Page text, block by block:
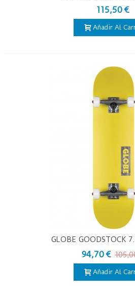
115,50 €
Añadir Al
GLOBE GOODSTOCK
94,70 €
Añadir Al